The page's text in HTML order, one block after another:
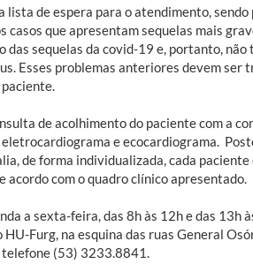
lista de espera para o atendimento,
casos que apresentam sequelas mais
sequelas da covid-19 e, portanto,
Esses problemas anteriores devem ser
de acolhimento do paciente com a
e ecocardiograma.
de forma individualizada, cada
com o quadro clínico apresentado.
a sexta-feira, das 8h às 12h e das 13h
Furg, na esquina das ruas General
(53) 3233.8841.